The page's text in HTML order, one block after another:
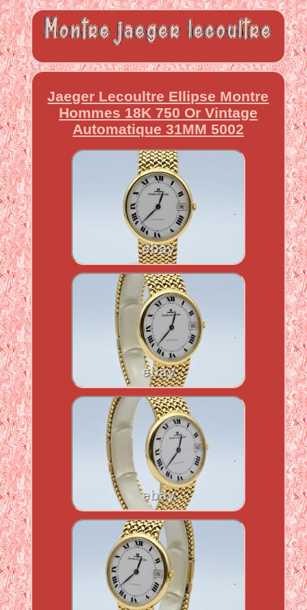
Jaeger Lecoultre Ellipse Montre
Hommes 18K 750 Or Vintage
Automatique 31MM 5002